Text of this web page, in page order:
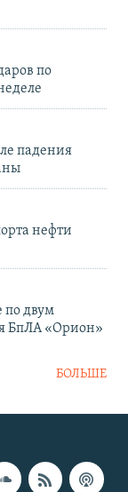
по
падения
нефти
по двум
БпЛА «Орион»
БОЛЬШЕ